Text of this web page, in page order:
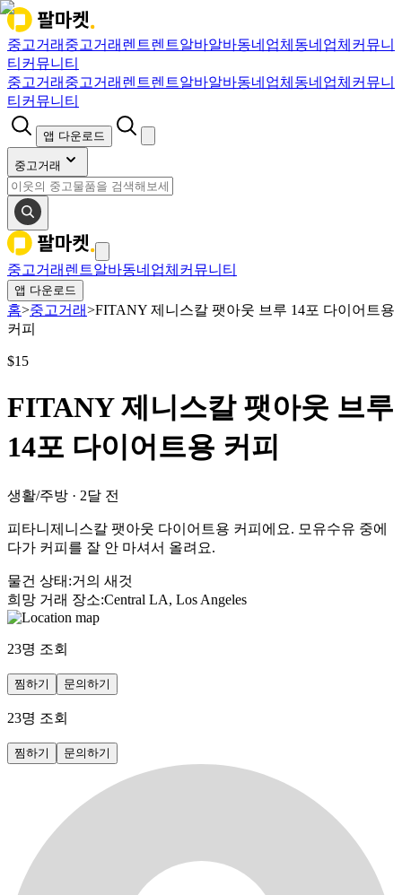
중고거래 중고거래 렌트렌트알바알바동네업체 동네업체 커뮤니
티 커뮤니티
중고거래 중고거래 렌트렌트알바알바동네업체 동네업체 커뮤니
티 커뮤니티
앱 다운로드
중고거래
중고거래 렌트알바동네업체 커뮤니티
앱 다운로드
홈>중고거래>FITANY 제니스칼 팻아웃 브루 14포 다이어트용
커피
$15
FITANY 제니스칼 팻아웃 브루
14포 다이어트용 커피
생활/주방 · 2달 전
피타니제니스칼 팻아웃 다이어트용 커피에요. 모유수유 중에
다가 커피를 잘 안 마셔서 올려요.
물건 상태 :거의 새것
희망 거래 장소:Central LA, Los Angeles
23명 조회
찜하기 문의하기
23명 조회
찜하기 문의하기